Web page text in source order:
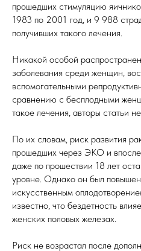
прошедших стимуляцию
1983 по 2001 год, и 9 988
получивших такого лечения.
Никакой особой
заболевания среди женщин,
вспомогательными
сравнению с бесплодными
такое лечения, авторы статьи
По их словам, риск развития
прошедших через ЭКО и
даже по прошествии 18 лет
уровне. Однако он был повышен
искусственным
известно, что бездетность
женских половых железах.
Риск не возрастал после